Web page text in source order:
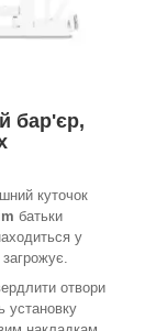
бар'єр,
куточок
батьки
у
отвори
установку